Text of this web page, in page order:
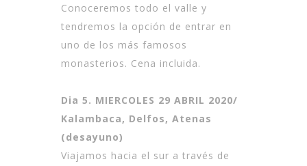
Conoceremos todo el valle y
tendremos la opción de entrar en
uno de los más famosos
monasterios. Cena incluida.
Dia 5. MIERCOLES 29 ABRIL 2020/
Kalambaca, Delfos, Atenas
(desayuno)
Viajamos hacia el sur a través de